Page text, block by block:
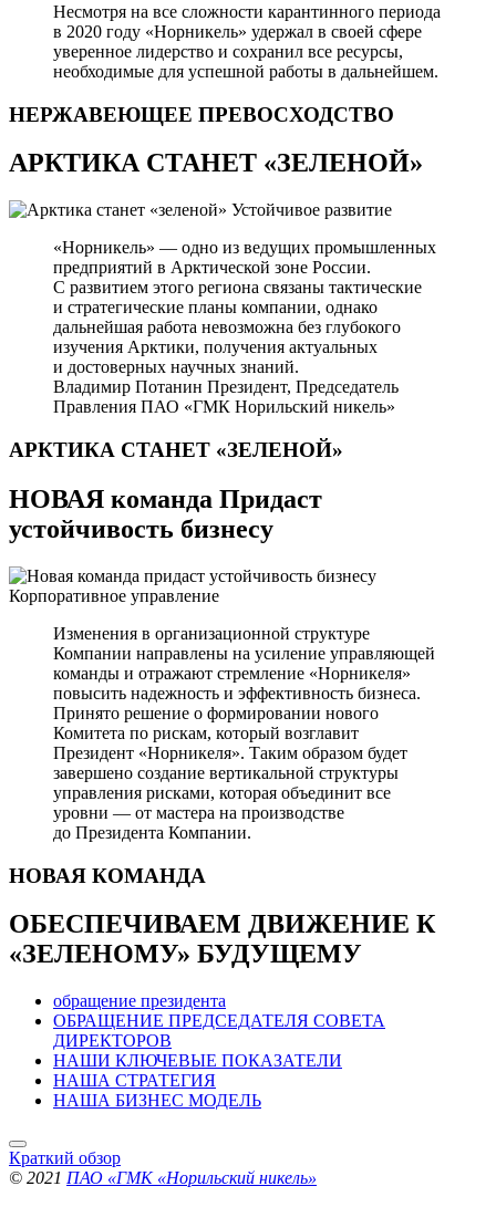
Несмотря на все сложности карантинного периода
в 2020 году «Норникель» удержал в своей сфере
уверенное лидерство и сохранил все ресурсы,
необходимые для успешной работы в дальнейшем.
НЕРЖАВЕЮЩЕЕ ПРЕВОСХОДСТВО
АРКТИКА СТАНЕТ «ЗЕЛЕНОЙ»
Устойчивое развитие
«Норникель» — одно из ведущих промышленных
предприятий в Арктической зоне России.
С развитием этого региона связаны тактические
и стратегические планы компании, однако
дальнейшая работа невозможна без глубокого
изучения Арктики, получения актуальных
и достоверных научных знаний.
Владимир Потанин Президент, Председатель
Правления ПАО «ГМК Норильский никель»
АРКТИКА СТАНЕТ «ЗЕЛЕНОЙ»
НОВАЯ команда Придаст
устойчивость бизнесу
Корпоративное управление
Изменения в организационной структуре
Компании направлены на усиление управляющей
команды и отражают стремление «Норникеля»
повысить надежность и эффективность бизнеса.
Принято решение о формировании нового
Комитета по рискам, который возглавит
Президент «Норникеля». Таким образом будет
завершено создание вертикальной структуры
управления рисками, которая объединит все
уровни — от мастера на производстве
до Президента Компании.
НОВАЯ КОМАНДА
ОБЕСПЕЧИВАЕМ ДВИЖЕНИЕ К
«ЗЕЛЕНОМУ» БУДУЩЕМУ
обращение президента
ОБРАЩЕНИЕ ПРЕДСЕДАТЕЛЯ СОВЕТА
ДИРЕКТОРОВ
НАШИ КЛЮЧЕВЫЕ ПОКАЗАТЕЛИ
НАША СТРАТЕГИЯ
НАША БИЗНЕС МОДЕЛЬ
Краткий обзор
© 2021 ПАО «ГМК «Норильский никель»